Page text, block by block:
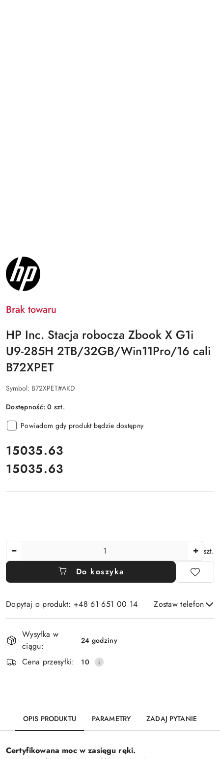
NAZWA
PRODUCENTA:
HP
INC.
Brak towaru
HP Inc. Stacja robocza Zbook X G1i
U9-285H 2TB/32GB/Win11Pro/16 cali
B72XPET
Symbol: B72XPET#AKD
Dostępność:0 szt.
Powiadom gdy produkt będzie dostępny
cena:
15035.63
Cena:
15035.63
szt.
Do koszyka
Dopytaj o produkt: +48 61 651 00 14 Zostaw telefon
i
dostawa
Wysyłka w
ciągu:
24 godziny
Cena przesyłki: 10
OPIS PRODUKTU PARAMETRY ZADAJ PYTANIE
Certyfikowana moc w zasięgu ręki.